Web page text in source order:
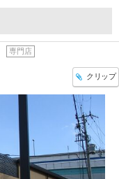
専門店
クリップ